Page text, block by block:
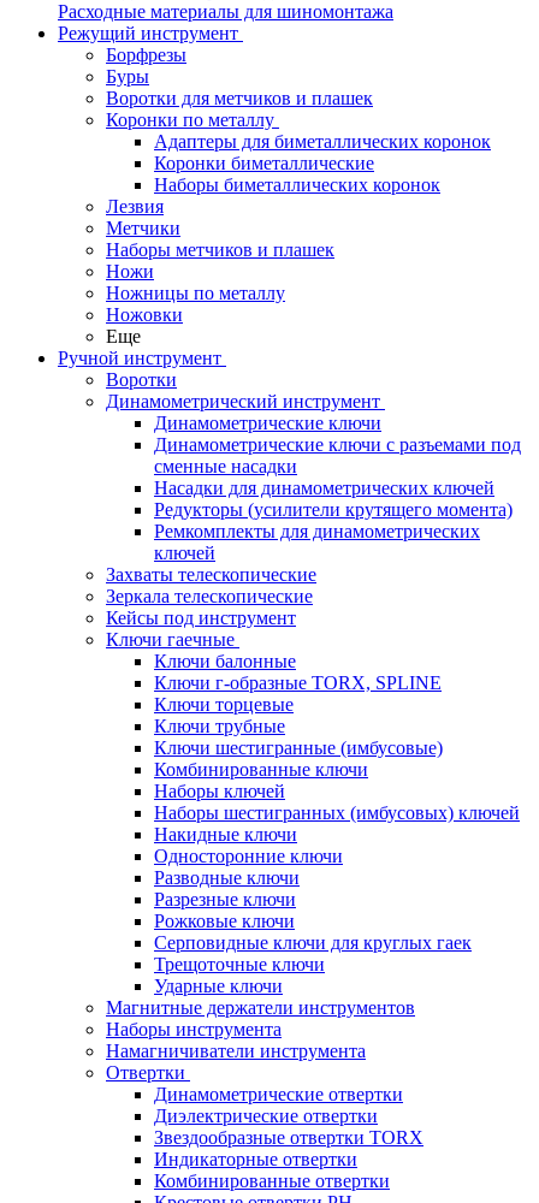
Расходные материалы для шиномонтажа
Режущий инструмент
Борфрезы
Буры
Воротки для метчиков и плашек
Коронки по металлу
Адаптеры для биметаллических коронок
Коронки биметаллические
Наборы биметаллических коронок
Лезвия
Метчики
Наборы метчиков и плашек
Ножи
Ножницы по металлу
Ножовки
Еще
Ручной инструмент
Воротки
Динамометрический инструмент
Динамометрические ключи
Динамометрические ключи с разъемами под
сменные насадки
Насадки для динамометрических ключей
Редукторы (усилители крутящего момента)
Ремкомплекты для динамометрических
ключей
Захваты телескопические
Зеркала телескопические
Кейсы под инструмент
Ключи гаечные
Ключи балонные
Ключи г-образные TORX, SPLINE
Ключи торцевые
Ключи трубные
Ключи шестигранные (имбусовые)
Комбинированные ключи
Наборы ключей
Наборы шестигранных (имбусовых) ключей
Накидные ключи
Односторонние ключи
Разводные ключи
Разрезные ключи
Рожковые ключи
Серповидные ключи для круглых гаек
Трещоточные ключи
Ударные ключи
Магнитные держатели инструментов
Наборы инструмента
Намагничиватели инструмента
Отвертки
Динамометрические отвертки
Диэлектрические отвертки
Звездообразные отвертки TORX
Индикаторные отвертки
Комбинированные отвертки